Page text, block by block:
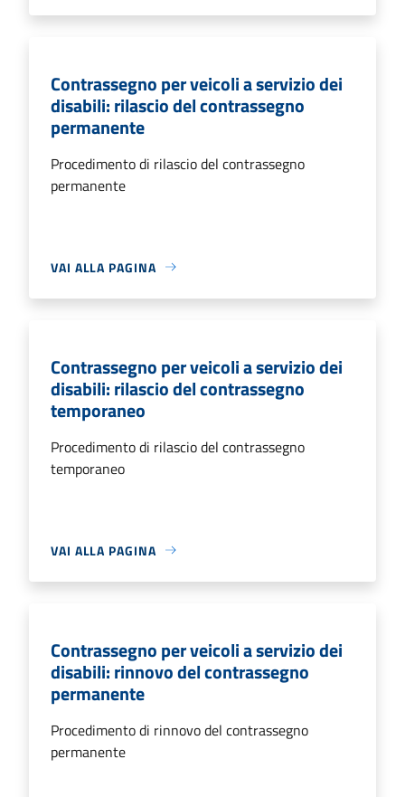
Contrassegno per veicoli a servizio dei
disabili: rilascio del contrassegno
permanente
Procedimento di rilascio del contrassegno
permanente
VAI ALLA PAGINA
Contrassegno per veicoli a servizio dei
disabili: rilascio del contrassegno
temporaneo
Procedimento di rilascio del contrassegno
temporaneo
VAI ALLA PAGINA
Contrassegno per veicoli a servizio dei
disabili: rinnovo del contrassegno
permanente
Procedimento di rinnovo del contrassegno
permanente